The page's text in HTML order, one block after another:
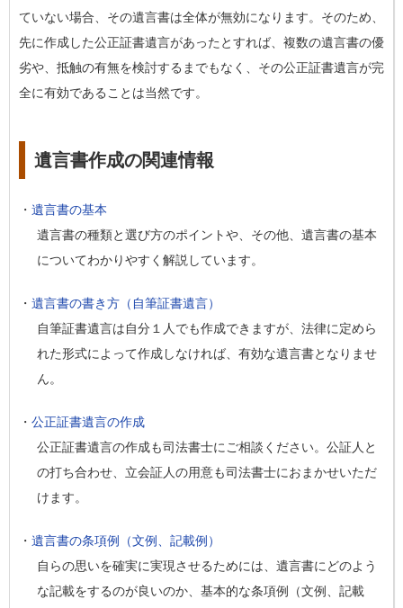
ていない場合、その遺言書は全体が無効になります。そのため、
先に作成した公正証書遺言があったとすれば、複数の遺言書の優
劣や、抵触の有無を検討するまでもなく、その公正証書遺言が完
全に有効であることは当然です。
遺言書作成の関連情報
・ 遺言書の基本
遺言書の種類と選び方のポイントや、その他、遺言書の基本
についてわかりやすく解説しています。
・ 遺言書の書き方（自筆証書遺言）
自筆証書遺言は自分１人でも作成できますが、法律に定めら
れた形式によって作成しなければ、有効な遺言書となりませ
ん。
・ 公正証書遺言の作成
公正証書遺言の作成も司法書士にご相談ください。公証人と
の打ち合わせ、立会証人の用意も司法書士におまかせいただ
けます。
・ 遺言書の条項例（文例、記載例）
自らの思いを確実に実現させるためには、遺言書にどのよう
な記載をするのが良いのか、基本的な条項例（文例、記載